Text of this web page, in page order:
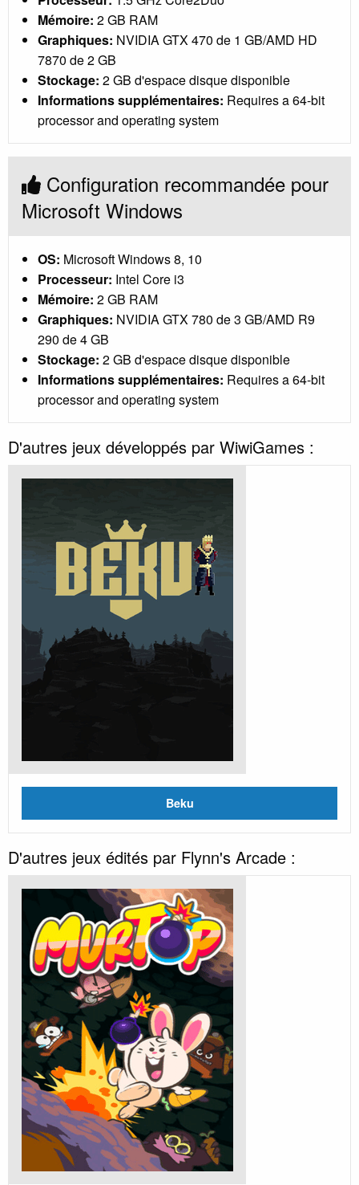
Mémoire: 2 GB RAM
Graphiques: NVIDIA GTX 470 de 1 GB/AMD HD
7870 de 2 GB
Stockage: 2 GB d'espace disque disponible
Informations supplémentaires: Requires a 64-bit
processor and operating system
Configuration recommandée pour
Microsoft Windows
OS: Microsoft Windows 8, 10
Processeur: Intel Core i3
Mémoire: 2 GB RAM
Graphiques: NVIDIA GTX 780 de 3 GB/AMD R9
290 de 4 GB
Stockage: 2 GB d'espace disque disponible
Informations supplémentaires: Requires a 64-bit
processor and operating system
D'autres jeux développés par WiwiGames :
Beku
D'autres jeux édités par Flynn's Arcade :